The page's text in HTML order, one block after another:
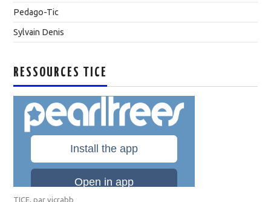
Pedago-Tic
Sylvain Denis
RESSOURCES TICE
TICE, parvicrabb